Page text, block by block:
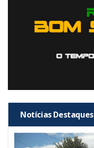
Notícias Destaques